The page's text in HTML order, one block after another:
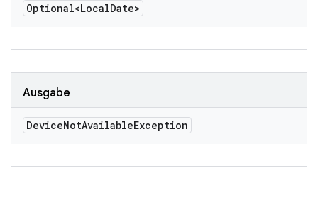
Optional<LocalDate>
Ausgabe
DeviceNotAvailableException